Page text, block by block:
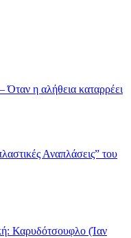
η αλήθεια καταρρέει
Αναπλάσεις” του
Καρυδότσουφλο (Ίαν